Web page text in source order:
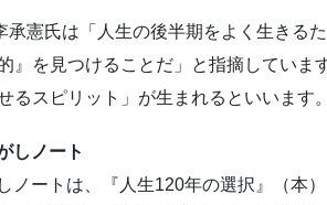
承憲氏は「人生の後半期をよく生きる
』を見つけることだ」と指摘していま
るスピリット」が生まれるといいます。
しノート
ノートは、『人生120年の選択』（本